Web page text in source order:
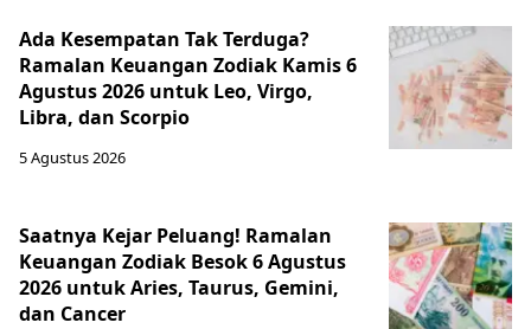
Ada Kesempatan Tak Terduga?
Ramalan Keuangan Zodiak Kamis 6
Agustus 2026 untuk Leo, Virgo,
Libra, dan Scorpio
5 Agustus 2026
Saatnya Kejar Peluang! Ramalan
Keuangan Zodiak Besok 6 Agustus
2026 untuk Aries, Taurus, Gemini,
dan Cancer